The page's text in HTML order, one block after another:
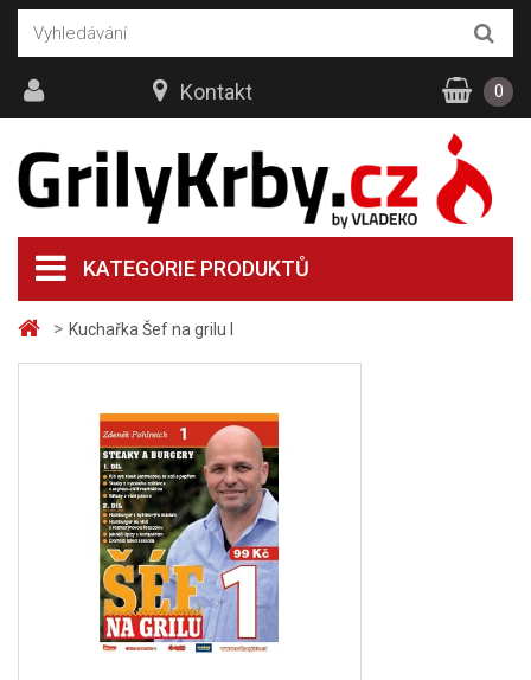
> Kuchařka Šef na grilu I
KATEGORIE PRODUKTŮ
Kontakt 0